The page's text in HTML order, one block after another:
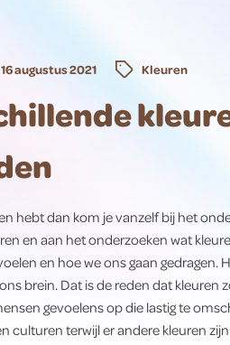
16 augustus 2021 Kleuren
hebt dan kom je vanzelf bij het
en aan het onderzoeken wat
en hoe we ons gaan gedragen.
brein. Dat is de reden dat kleuren
gevoelens op die lastig te
culturen terwijl er andere kleuren